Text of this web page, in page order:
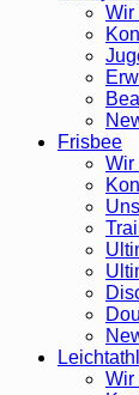
Wir
Frisbee
Wir
Wir